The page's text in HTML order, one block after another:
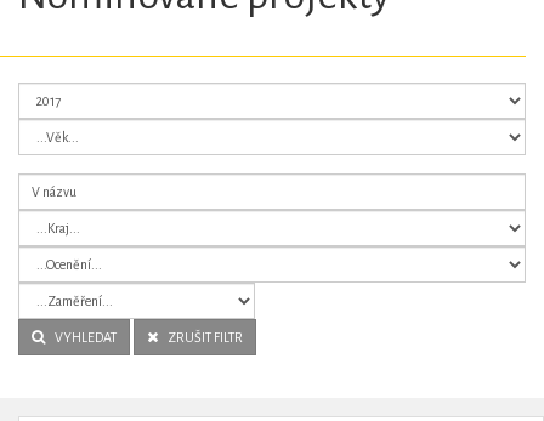
VYHLEDAT ZRUŠIT FILTR